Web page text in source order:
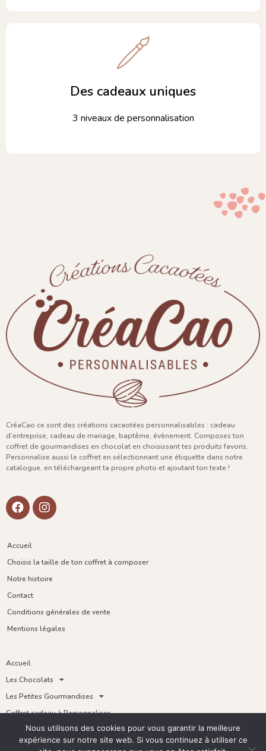
Des cadeaux uniques
3 niveaux de personnalisation
CréaCao ce sont des créations cacaotées personnalisables : cadeau
d’entreprise, cadeau de mariage, baptême, évènement. Composes ton
coffret de gourmandises en chocolat en choisissant tes produits favoris.
Personnalise aussi le coffret en sélectionnant une étiquette dans notre
catalogue, en téléchargeant ta propre photo et ajoutant ton texte !
Accueil
Choisis la taille de ton coffret à composer
Notre histoire
Contact
Conditions générales de vente
Mentions légales
Accueil
Les Chocolats
Les Petites Gourmandises
Coffret cadeau à Personnaliser
Nous utilisons des cookies pour vous garantir la meilleure
expérience sur notre site web. Si vous continuez à utiliser ce